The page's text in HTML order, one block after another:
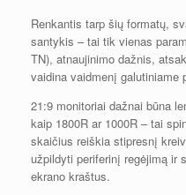
Renkantis tarp šių formatų,
santykis – tai tik vienas
TN), atnaujinimo dažnis,
vaidina vaidmenį galutiniame
21:9 monitoriai dažnai būna
kaip 1800R ar 1000R – tai
skaičius reiškia stipresnį
užpildyti periferinį regėjimą ir
ekrano kraštus.